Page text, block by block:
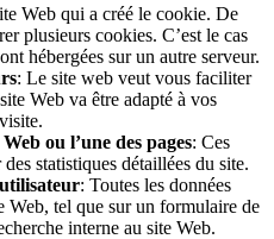
Web qui a créé le cookie. De
plusieurs cookies. C’est le cas
hébergées sur un autre serveur.
: Le site web veut vous faciliter
Web va être adapté à vos
ou l’une des pages: Ces
statistiques détaillées du site.
: Toutes les données
Web, tel que sur un formulaire de
interne au site Web.